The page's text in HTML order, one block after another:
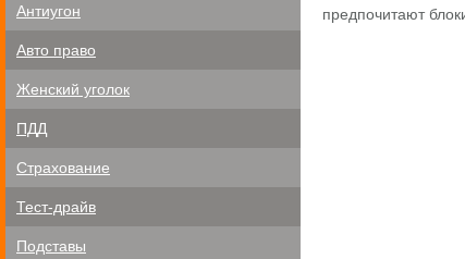
Антиугон
Авто право
Женский уголок
ПДД
Страхование
Тест-драйв
Подставы
предпочитают